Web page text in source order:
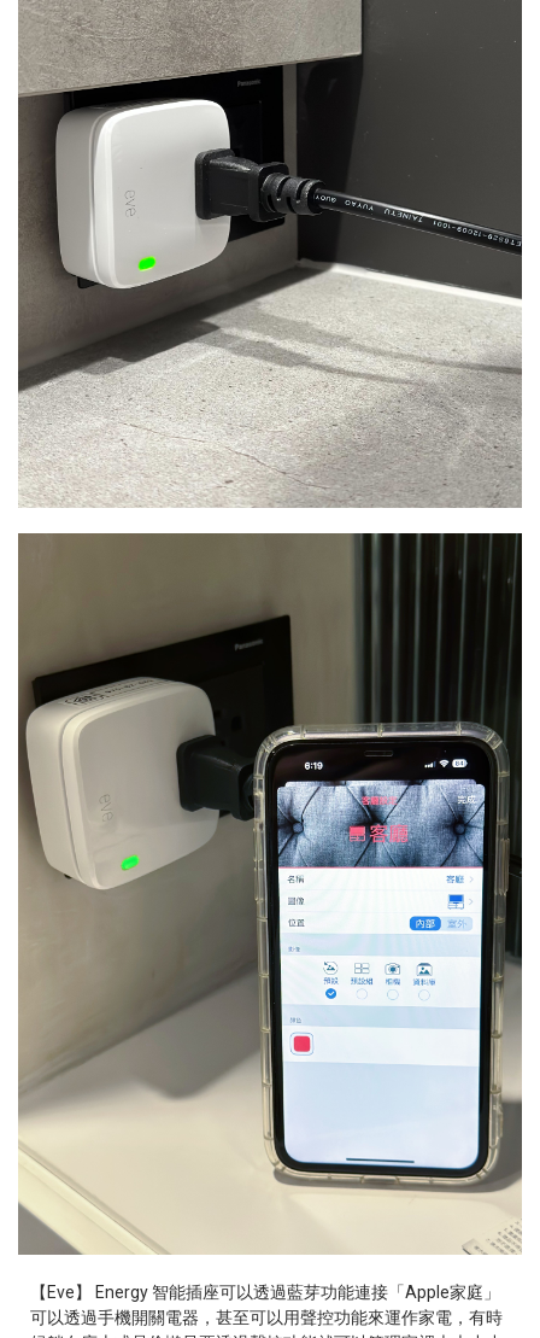
【Eve】 Energy 智能插座可以透過藍芽功能連接「Apple家庭」
可以透過手機開關電器，甚至可以用聲控功能來運作家電，有時